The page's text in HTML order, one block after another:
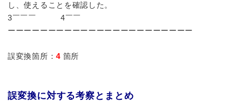
し、使えることを確認した。
3￣￣￣ 4￣￣
ーーーーーーーーーーーーーーーーーーーーーーー
誤変換箇所：4箇所
誤変換に対する考察とまとめ